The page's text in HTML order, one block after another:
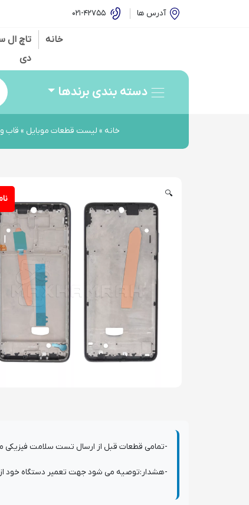
آدرس ها
خانه
تاچ ال
دی
دسته بندی برندها
خانه » لیست قطعات موبایل » قاب
🔍
-تمامی قطعات قبل از ارسال تست سلامت فیزیکی می شوند و دارای 7 روز
-هشدار:توصیه می شود جهت تعمیر دستگاه خود از